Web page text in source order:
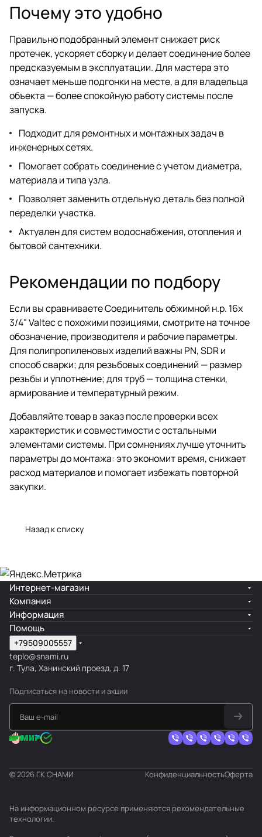
Почему это удобно
Правильно подобранный элемент снижает риск
протечек, ускоряет сборку и делает соединение более
предсказуемым в эксплуатации. Для мастера это
означает меньше подгонки на месте, а для владельца
объекта — более спокойную работу системы после
запуска.
Подходит для ремонтных и монтажных задач в
инженерных сетях.
Помогает собрать соединение с учетом диаметра,
материала и типа узла.
Позволяет заменить отдельную деталь без полной
переделки участка.
Актуален для систем водоснабжения, отопления и
бытовой сантехники.
Рекомендации по подбору
Если вы сравниваете Соединитель обжимной н.р. 16х
3/4" Valtec с похожими позициями, смотрите на точное
обозначение, производителя и рабочие параметры.
Для полипропиленовых изделий важны PN, SDR и
способ сварки; для резьбовых соединений — размер
резьбы и уплотнение; для труб — толщина стенки,
армирование и температурный режим.
Добавляйте товар в заказ после проверки всех
характеристик и совместимости с остальными
элементами системы. При сомнениях лучше уточнить
параметры до монтажа: это экономит время, снижает
расход материалов и помогает избежать повторной
закупки.
Назад к списку
Интернет-магазин
Компания
Информация
Помощь
+79509005557
teplo@snami.ru
г. Тула, Ханинский проезд, д. 17
Подписаться на новости и акции
© 2026 ГК СНАМИ КонфиденциальностьОферта
На информационном ресурсе применяются рекомендательные
технологии.